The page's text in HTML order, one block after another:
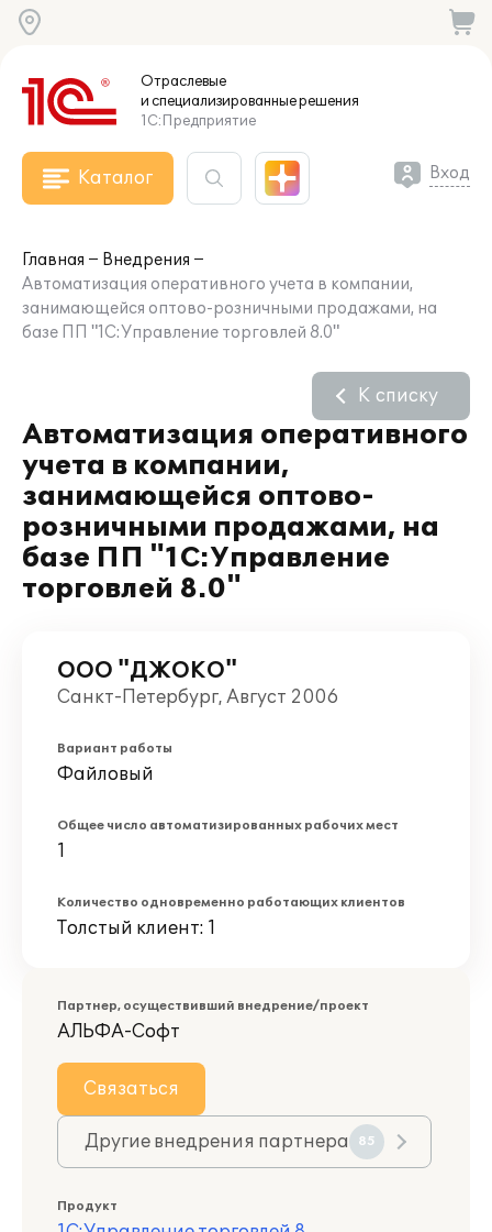
Отраслевые
и специализированныерешения
1С:Предприятие
Каталог Вход
Главная
Внедрения
Автоматизация оперативного учета в компании,
занимающейся оптово-розничными продажами, на
базе ПП "1С:Управление торговлей 8.0"
Автоматизация оперативного
учета в компании,
занимающейся оптово-
розничными продажами, на
базе ПП "1С:Управление
торговлей 8.0"
К списку
ООО "ДЖОКО"
Санкт-Петербург, Август 2006
Вариант работы
Файловый
Общее число автоматизированных рабочих мест
1
Количество одновременно работающих клиентов
Толстый клиент: 1
Партнер, осуществивший внедрение/проект
АЛЬФА-Софт
Связаться
Другие внедрения партнера 85
Продукт